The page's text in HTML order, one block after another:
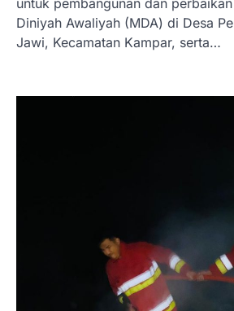
untuk pembangunan dan
Diniyah Awaliyah (MDA) di Desa
Jawi, Kecamatan Kampar, serta…